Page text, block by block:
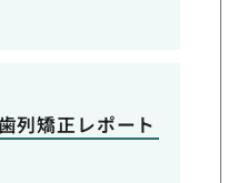
列矯正レポート